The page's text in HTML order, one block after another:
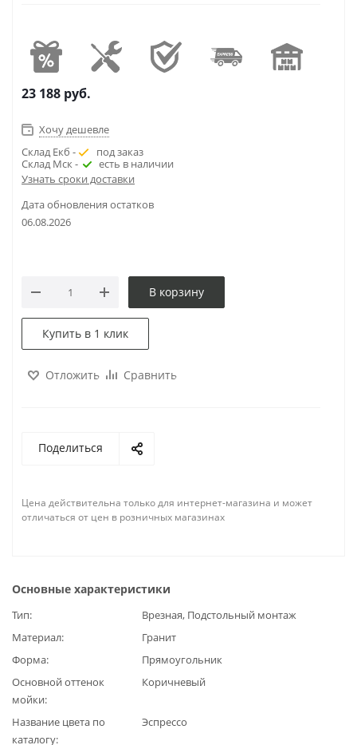
23 188 руб.
Хочу дешевле
Склад Екб -
под заказ
Склад Мск -
есть в наличии
Узнать сроки доставки
Дата обновления остатков
06.08.2026
В корзину
Купить в 1 клик
Отложить Сравнить
Поделиться
Цена действительна только для интернет-магазина и может
отличаться от цен в розничных магазинах
Основные характеристики
Тип
Врезная, Подстольный монтаж
Материал
Гранит
Форма
Прямоугольник
Основной оттенок
мойки
Коричневый
Название цвета по
каталогу
Эспрессо